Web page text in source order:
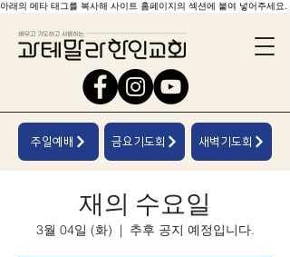
아래의 메타 태그를 복사해 사이트 홈페이지의 섹션에 붙여 넣어주세요.
주일예배 금요기도회 새벽기도회
재의 수요일
3월 04일 (화)
  |
추후 공지 예정입니다.